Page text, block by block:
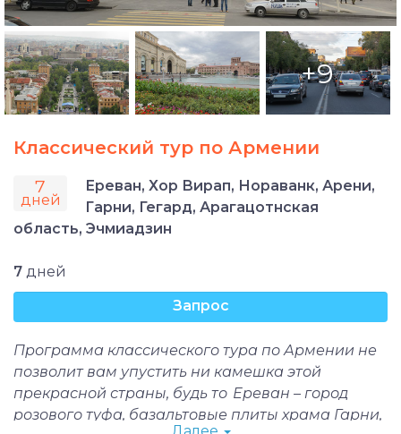
+9
Классический тур по Армении
7
дней
Ереван, Хор Вирап, Нораванк, Арени,
Гарни, Гегард, Арагацотнская
область, Эчмиадзин
7 дней
Запрос
Программа классического тура по Армении не
позволит вам упустить ни камешка этой
прекрасной страны, будь то Ереван – город
розового туфа, базальтовые плиты храма Гарни,